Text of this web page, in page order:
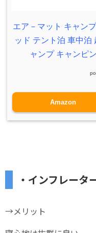
エア－マット キャン
ッド テント泊 車中泊
ャンプ キャンピ
Amazon
・インフレータ
→メリット